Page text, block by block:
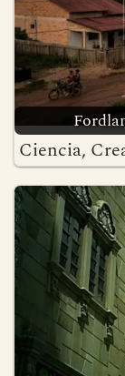
Ciencia,